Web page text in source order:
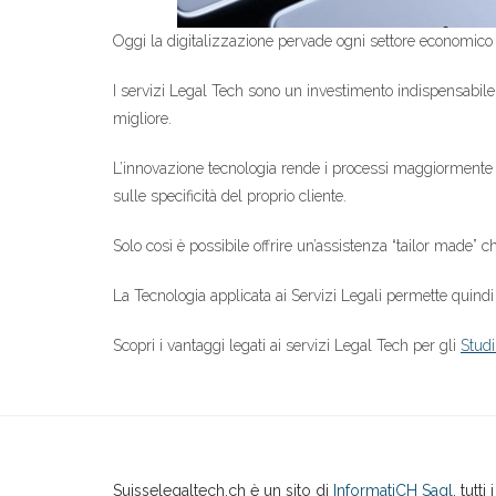
Oggi la digitalizzazione pervade ogni settore
I servizi Legal Tech sono un investimento
migliore.
L’innovazione tecnologia rende i processi
sulle specificità del proprio cliente.
Solo così è possibile offrire un’assistenza “tailor
La Tecnologia applicata ai Servizi Legali permette
Scopri i vantaggi legati ai servizi Legal Tech per gli
Suisselegaltech.ch è un sito di InformatiCH Sagl , tutti